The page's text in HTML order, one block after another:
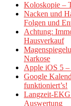
Koloskopie –
Nacken und
Folgen und
Achtung:
Hausverkauf
Narkose
Apple iOS 5 –
Google
funktioniert’s!
Langzeit-
Auswertung